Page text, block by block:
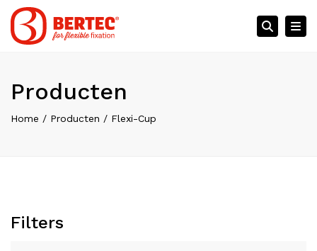
Producten
Home Producten Flexi-Cup
Filters